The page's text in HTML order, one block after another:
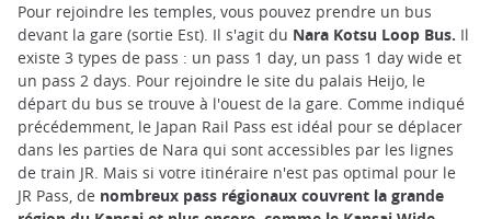
Pour rejoindre les temples, vous pouvez prendre un bus
devant la gare (sortie Est). Il s'agit du Nara Kotsu Loop Bus. Il
existe 3 types de pass : un pass 1 day, un pass 1 day wide et
un pass 2 days. Pour rejoindre le site du palais Heijo, le
départ du bus se trouve à l'ouest de la gare. Comme indiqué
précédemment, le Japan Rail Pass est idéal pour se déplacer
dans les parties de Nara qui sont accessibles par les lignes
de train JR. Mais si votre itinéraire n'est pas optimal pour le
JR Pass, de nombreux pass régionaux couvrent la grande